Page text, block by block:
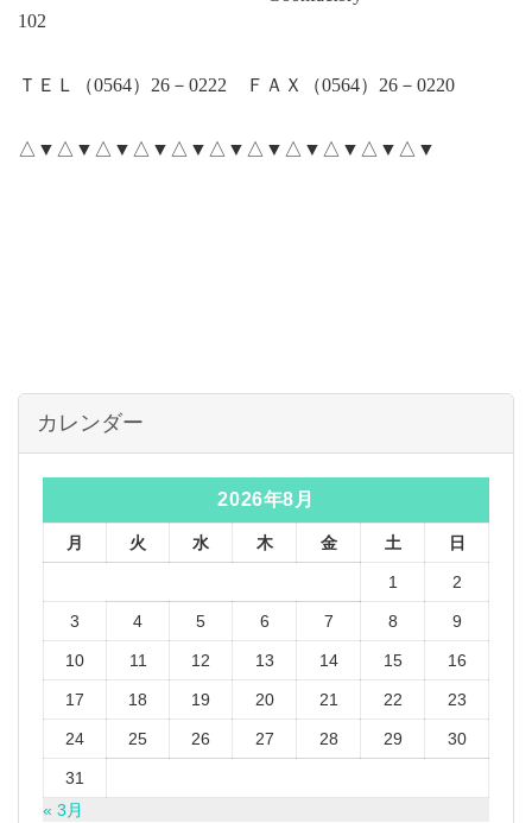
102
ＴＥＬ（0564） 26 － 0222 ＦＡＸ（0564） 26 － 0220
△▼△▼△▼△▼△▼△▼△▼△▼△▼△▼△▼
カレンダー
2026年8月
月 火 水 木 金 土 日
1 2
3 4 5 6 7 8 9
10 11 12 13 14 15 16
17 18 19 20 21 22 23
24 25 26 27 28 29 30
31
« 3月